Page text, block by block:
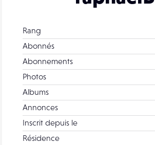
Rang
Abonnés
Abonnements
Photos
Albums
Annonces
Inscrit depuis le
Résidence